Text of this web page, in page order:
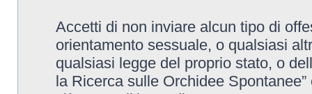
Accetti di non inviare alcun tipo di
orientamento sessuale, o qualsiasi
qualsiasi legge del proprio stato, o
la Ricerca sulle Orchidee